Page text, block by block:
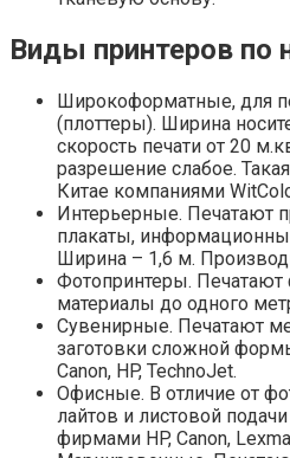
Виды принтеров по
Широкоформатные, для
(плоттеры). Ширина
скорость печати от 20
разрешение слабое.
Китае компаниями
Интерьерные. Печатают
плакаты,
Ширина – 1,6 м.
Фотопринтеры.
материалы до одного
Сувенирные. Печатают
заготовки сложной
Canon, HP, TechnoJet.
Офисные. В отличие от
лайтов и листовой
фирмами HP, Canon,